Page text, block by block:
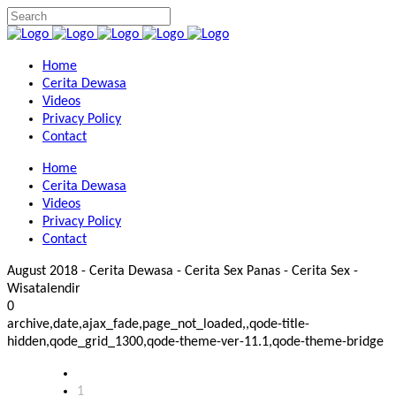
Home
Cerita Dewasa
Videos
Privacy Policy
Contact
Home
Cerita Dewasa
Videos
Privacy Policy
Contact
August 2018 - Cerita Dewasa - Cerita Sex Panas - Cerita Sex -
Wisatalendir
0
archive,date,ajax_fade,page_not_loaded,,qode-title-
hidden,qode_grid_1300,qode-theme-ver-11.1,qode-theme-bridge
1